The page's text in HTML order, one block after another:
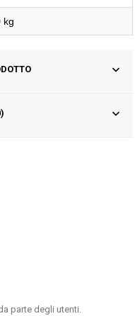
kg
parte degli utenti.